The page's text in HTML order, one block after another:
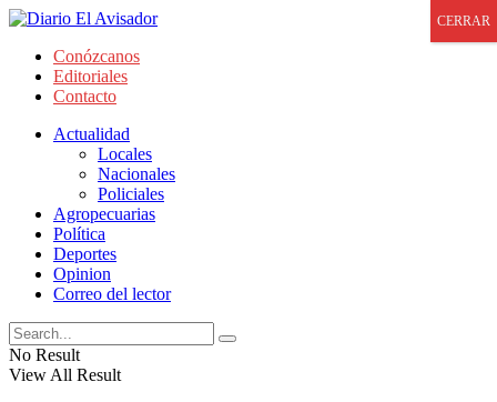
Conózcanos
Editoriales
Contacto
Actualidad
Locales
Nacionales
Policiales
Agropecuarias
Política
Deportes
Opinion
Correo del lector
No Result
View All Result
CERRAR